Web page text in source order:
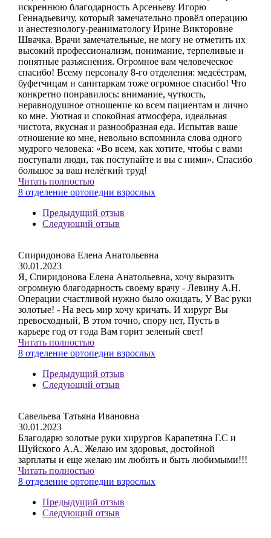
искреннюю благодарность Арсеньеву Игорю
Геннадьевичу, который замечательно провёл операцию
и анестезиологу-реаниматологу Ирине Викторовне
Швачка. Врачи замечательные, не могу не отметить их
высокий профессионализм, понимание, терпеливые и
понятные разъяснения. Огромное вам человеческое
спасибо! Всему персоналу 8-го отделения: медсёстрам,
буфетчицам и санитаркам тоже огромное спасибо! Что
конкретно понравилось: внимание, чуткость,
неравнодушное отношение ко всем пациентам и лично
ко мне. Уютная и спокойная атмосфера, идеальная
чистота, вкусная и разнообразная еда. Испытав ваше
отношение ко мне, невольно вспомнила слова одного
мудрого человека: «Во всем, как хотите, чтобы с вами
поступали люди, так поступайте и вы с ними». Спасибо
большое за ваш нелёгкий труд!
Читать полностью
8 отделение ортопедии взрослых
Предыдущий отзыв
Следующий отзыв
Спиридонова Елена Анатольевна
30.01.2023
Я, Спиридонова Елена Анатольевна, хочу выразить
огромную благодарность своему врачу - Левину А.Н.
Операции счастливой нужно было ожидать, У Вас руки
золотые! - На весь мир хочу кричать. И хирург Вы
превосходный, В этом точно, спору нет, Пусть в
карьере год от года Вам горит зеленый свет!
Читать полностью
8 отделение ортопедии взрослых
Предыдущий отзыв
Следующий отзыв
Савельева Татьяна Ивановна
30.01.2023
Благодарю золотые руки хирургов Карапетяна Г.С и
Шуйского А.А. Желаю им здоровья, достойной
зарплаты и еще желаю им любить и быть любимыми!!!
Читать полностью
8 отделение ортопедии взрослых
Предыдущий отзыв
Следующий отзыв